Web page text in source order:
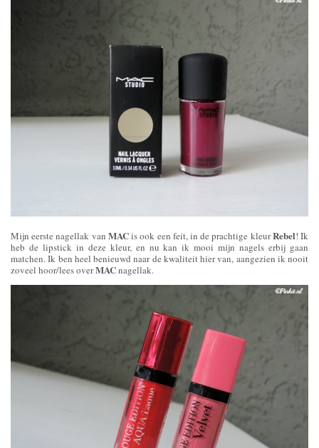
Mijn eerste nagellak van MACis ook een feit, in de prachtige kleurRebel! Ik
heb de lipstick in deze kleur, en nu kan ik mooi mijn nagels erbij gaan
matchen. Ik ben heel benieuwd naar de kwaliteit hier van, aangezien ik nooit
zoveel hoor/lees overMACnagellak.